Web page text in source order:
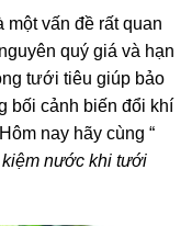
vấn đề rất quan
quý giá và hạn
tưới tiêu giúp bảo
bối cảnh biến đổi khí
nay hãy cùng “
kiệm nước khi tưới